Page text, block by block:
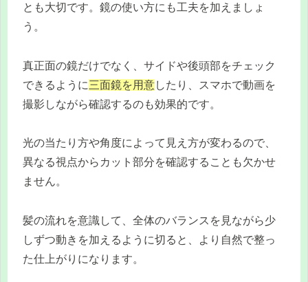
とも大切です。鏡の使い方にも工夫を加えましょ
う。
真正面の鏡だけでなく、サイドや後頭部をチェック
できるように三面鏡を用意したり、スマホで動画を
撮影しながら確認するのも効果的です。
光の当たり方や角度によって見え方が変わるので、
異なる視点からカット部分を確認することも欠かせ
ません。
髪の流れを意識して、全体のバランスを見ながら少
しずつ動きを加えるように切ると、より自然で整っ
た仕上がりになります。